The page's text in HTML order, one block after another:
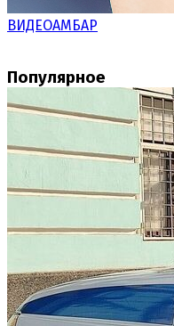
ВИДЕОАМБАР
Популярное